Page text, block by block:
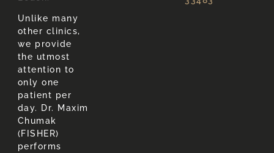
Unlike many
other clinics,
we provide
the utmost
attention to
only one
patient per
day. Dr. Maxim
Chumak
(FISHER)
performs